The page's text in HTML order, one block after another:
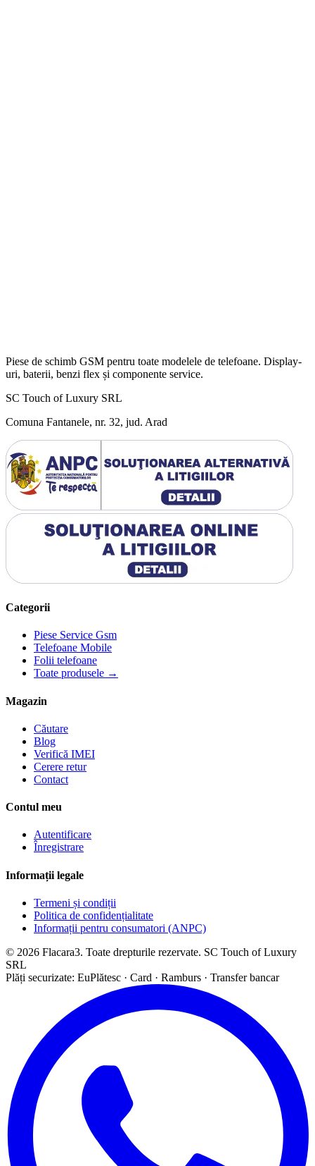
Piese de schimb GSM pentru toate modelele de telefoane. Display-
uri, baterii, benzi flex și componente service.
SC Touch of Luxury SRL
Comuna Fantanele, nr. 32, jud. Arad
Categorii
Piese Service Gsm
Telefoane Mobile
Folii telefoane
Toate produsele →
Magazin
Căutare
Blog
Verifică IMEI
Cerere retur
Contact
Contul meu
Autentificare
Înregistrare
Informații legale
Termeni și condiții
Politica de confidențialitate
Informații pentru consumatori (ANPC)
© 2026 Flacara3. Toate drepturile rezervate. SC Touch of Luxury
SRL
Plăți securizate: EuPlătesc · Card · Ramburs · Transfer bancar